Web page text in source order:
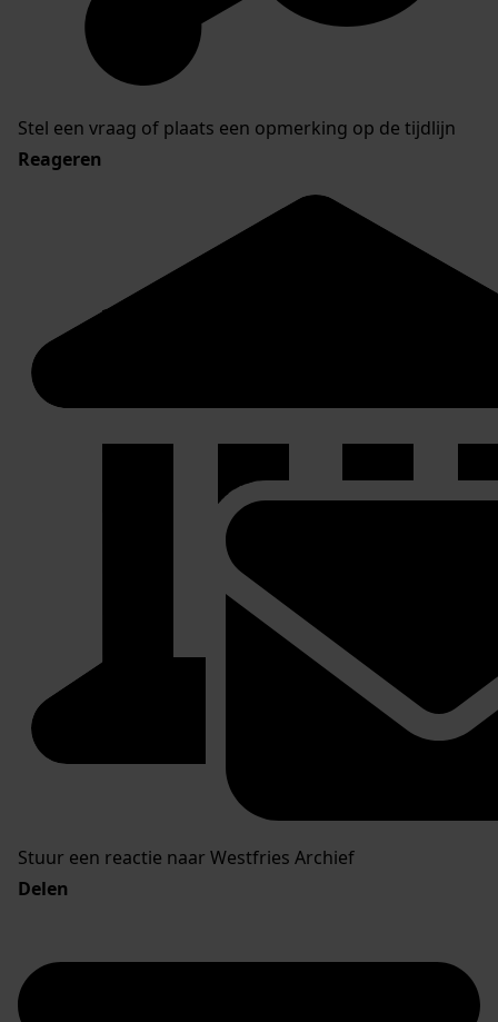
Stel een vraag of plaats een opmerking op de tijdlijn
Reageren
Stuur een reactie naar Westfries Archief
Delen